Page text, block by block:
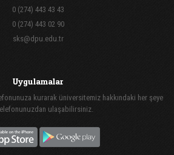
0 (274) 443 43 43
0 (274) 443 02 90
sks@dpu.edu.tr
Uygulamalar
kurarak üniversitemiz hakkındaki her şeye
ulaşabilirsiniz.